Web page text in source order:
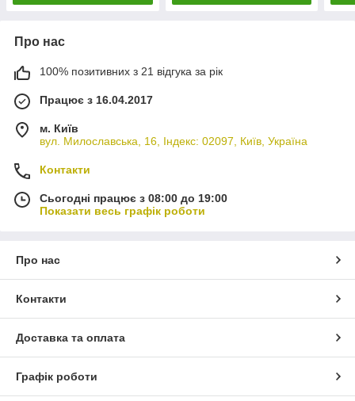
Про нас
100% позитивних з 21 відгука за рік
Працює з 16.04.2017
м. Київ
вул. Милославська, 16, Індекс: 02097, Київ, Україна
Контакти
Сьогодні працює з 08:00 до 19:00
Показати весь графік роботи
Про нас
Контакти
Доставка та оплата
Графік роботи